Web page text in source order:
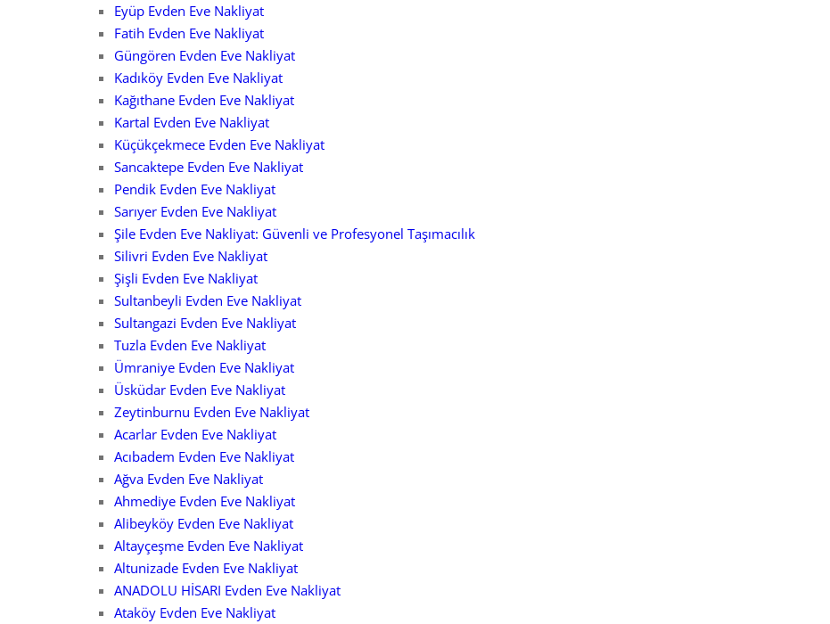
Eyüp Evden Eve Nakliyat
Fatih Evden Eve Nakliyat
Güngören Evden Eve Nakliyat
Kadıköy Evden Eve Nakliyat
Kağıthane Evden Eve Nakliyat
Kartal Evden Eve Nakliyat
Küçükçekmece Evden Eve Nakliyat
Sancaktepe Evden Eve Nakliyat
Pendik Evden Eve Nakliyat
Sarıyer Evden Eve Nakliyat
Şile Evden Eve Nakliyat: Güvenli ve Profesyonel Taşımacılık
Silivri Evden Eve Nakliyat
Şişli Evden Eve Nakliyat
Sultanbeyli Evden Eve Nakliyat
Sultangazi Evden Eve Nakliyat
Tuzla Evden Eve Nakliyat
Ümraniye Evden Eve Nakliyat
Üsküdar Evden Eve Nakliyat
Zeytinburnu Evden Eve Nakliyat
Acarlar Evden Eve Nakliyat
Acıbadem Evden Eve Nakliyat
Ağva Evden Eve Nakliyat
Ahmediye Evden Eve Nakliyat
Alibeyköy Evden Eve Nakliyat
Altayçeşme Evden Eve Nakliyat
Altunizade Evden Eve Nakliyat
ANADOLU HİSARI Evden Eve Nakliyat
Ataköy Evden Eve Nakliyat